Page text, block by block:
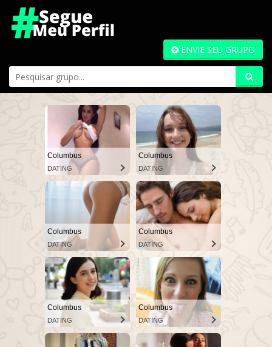
ENVIE SEU GRUPO
Columbus
DATING
Columbus
DATING
Columbus
DATING
Columbus
DATING
Columbus
DATING
Columbus
DATING